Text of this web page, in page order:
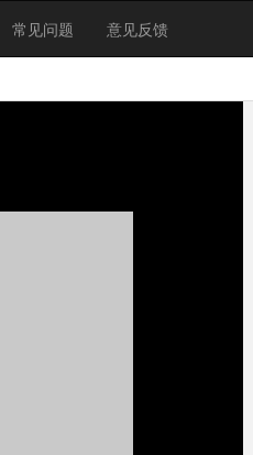
常见问题 意见反馈